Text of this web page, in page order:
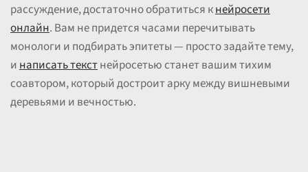
рассуждение, достаточно обратиться кнейросети
онлайн. Вам не придется часами перечитывать
монологи и подбирать эпитеты — просто задайте тему,
инаписать текстнейросетью станет вашим тихим
соавтором, который достроит арку между вишневыми
деревьями и вечностью.